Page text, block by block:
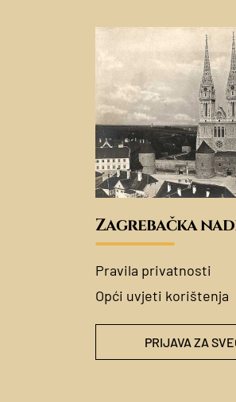
Zagrebačka
Pravila privatnosti
Opći uvjeti korištenja
PRIJAVA ZA